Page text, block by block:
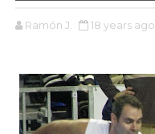
Ramón J. 18 years ago